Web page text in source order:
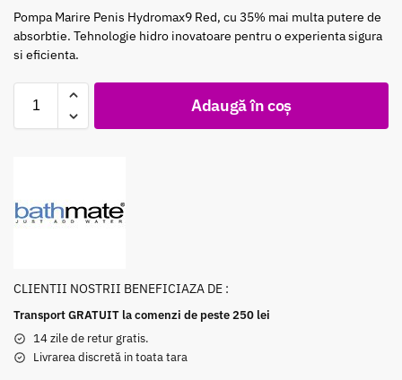
Pompa Marire Penis Hydromax9 Red, cu 35% mai multa putere de
absorbtie. Tehnologie hidro inovatoare pentru o experienta sigura
si eficienta.
Adaugă în coș
CLIENTII NOSTRII BENEFICIAZA DE :
Transport GRATUIT la comenzi de peste 250 lei
14 zile de retur gratis.
Livrarea discretă in toata tara